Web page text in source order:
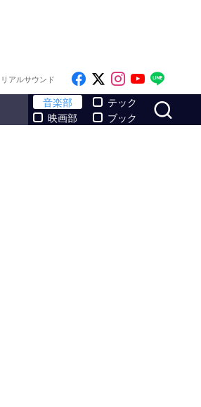
アルサウンド Like on Facebook
Follow on x
Follow on
Follow
音楽部
映画部
テック
ブック